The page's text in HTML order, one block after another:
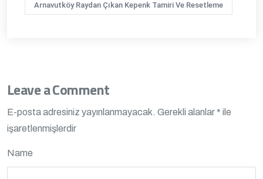
Arnavutköy Raydan Çıkan Kepenk Tamiri Ve Resetleme
Leave a Comment
E-posta adresiniz yayınlanmayacak. Gerekli alanlar * ile
işaretlenmişlerdir
Name